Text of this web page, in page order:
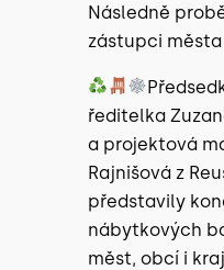
Následně
zástupci města
ředitelka
a projektová
Rajnišová z
představily
nábytkových
měst, obcí i